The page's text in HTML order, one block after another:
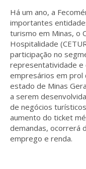
Há um ano, a
importantes
turismo em Minas, o
Hospitalidade
participação no
representatividade
empresários em prol
estado de Minas
a serem
de negócios
aumento do ticket
demandas, ocorrerá
emprego e renda.